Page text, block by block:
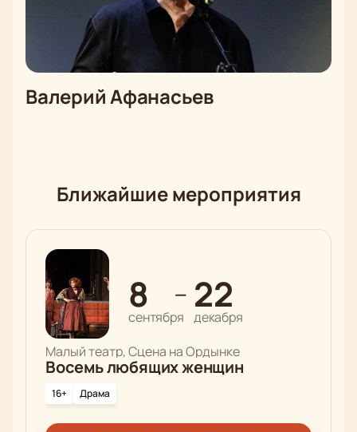
Валерий Афанасьев
Ближайшие мероприятия
8
сентября
— 22
декабря
Малый театр, Сцена на Ордынке
Восемь любящих женщин
16+ Драма